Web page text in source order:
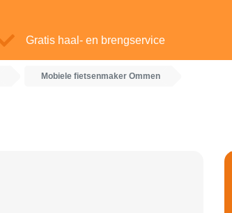
Gratis haal- en brengservice
Mobiele fietsenmaker Ommen